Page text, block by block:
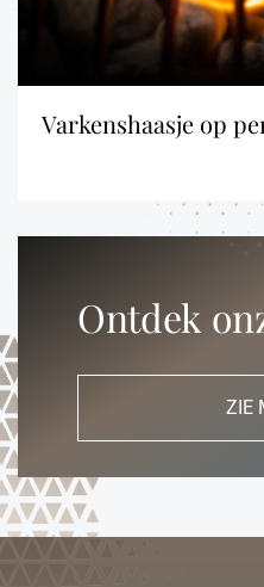
Ontdek
ZIE
varkenshaasje op